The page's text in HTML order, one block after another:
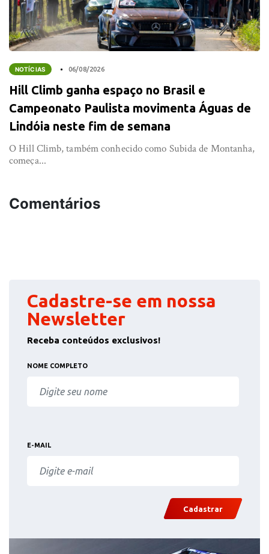
NOTÍCIAS 06/08/2026
Hill Climb ganha espaço no Brasil e
Campeonato Paulista movimenta Águas de
Lindóia neste fim de semana
O Hill Climb, também conhecido como Subida de Montanha,
começa...
Comentários
Cadastre-se em nossa
Newsletter
Receba conteúdos exclusivos!
NOME COMPLETO
E-MAIL
Cadastrar